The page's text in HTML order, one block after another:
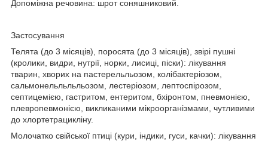
Допоміжна речовина: шрот соняшниковий.
Застосування
Телята (до 3 місяців), поросята (до 3 місяців), звірі пушні
(кролики, видри, нутрії, норки, лисиці, піски): лікування
тварин, хворих на пастерельльозом, колібактеріозом,
сальмонельльльльозом, лестеріозом, лептоспірозом,
септицемією, гастритом, ентеритом, бхіронтом, пневмонією,
плевропевмонією, викликаними мікроорганізмами, чутливими
до хлортетрацикліну.
Молочатко свійської птиці (кури, індики, гуси, качки): лікування